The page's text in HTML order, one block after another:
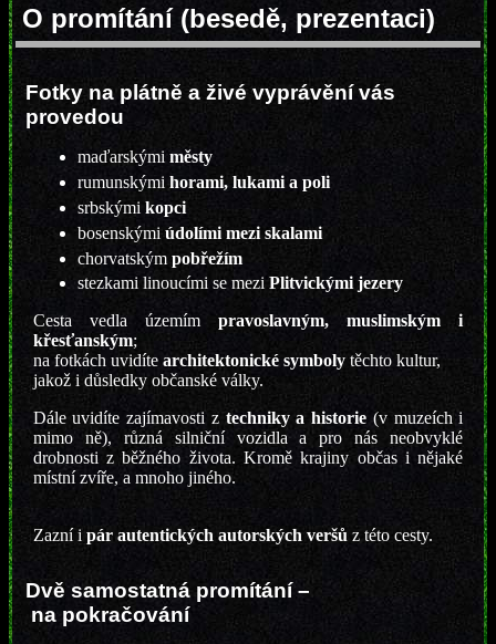
O promítání (besedě, prezentaci)
Fotky na plátně a živé vyprávění vás
provedou
maďarskými městy
rumunskýmihorami, lukami a poli
srbskými kopci
bosenskýmiúdolími mezi skalami
chorvatským pobřežím
stezkami linoucími se mezi Plitvickými jezery
Cesta vedla územímpravoslavným, muslimským i
křesťanským;
na fotkách uvidíte architektonické symbolytěchto kultur,
jakož i důsledky občanské války.
Dále uvidíte zajímavosti z techniky a historie (v muzeích i
mimo ně), různá silniční vozidla a pro nás neobvyklé
drobnosti z běžného života. Kromě krajiny občas i nějaké
místní zvíře, a mnoho jiného.
Zazní i pár autentických autorských veršů z této cesty.
Dvě samostatná promítání –
na pokračování